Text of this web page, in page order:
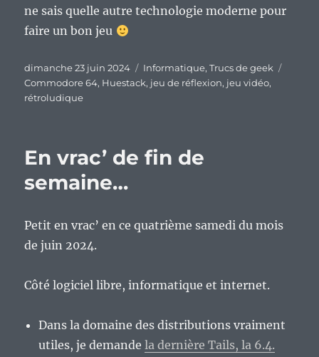
ne sais quelle autre technologie moderne pour
faire un bon jeu
Publié
le
dimanche 23 juin 2024 Catégories
Informatique,Trucs de geek
Commodore 64, Huestack, jeu de réflexion, jeu vidéo,
rétroludique
En vrac’ de fin de
semaine…
Petit en vrac’ en ce quatrième samedi du mois
de juin 2024.
Côté logiciel libre, informatique et internet.
Dans la domaine des distributions vraiment
utiles, je demandela dernière Tails, la 6.4.